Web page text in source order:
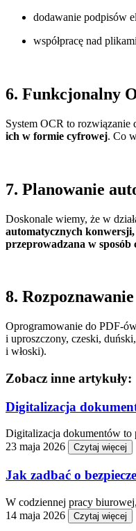
dodawanie podpisów
współpracę nad
6. Funkcjonalny
System OCR to rozwiązanie
ich w formie cyfrowej. Co
7. Planowanie
Doskonale wiemy, że w
automatycznych
przeprowadzana w sposób
8.
Oprogramowanie do PDF-
i uproszczony, czeski,
i włoski).
Zobacz inne artykuły:
Digitalizacja
Digitalizacja dokumentów to
23 maja 2026
Czytaj więcej
Jak zadbać o
W codziennej pracy
14 maja 2026
Czytaj więcej